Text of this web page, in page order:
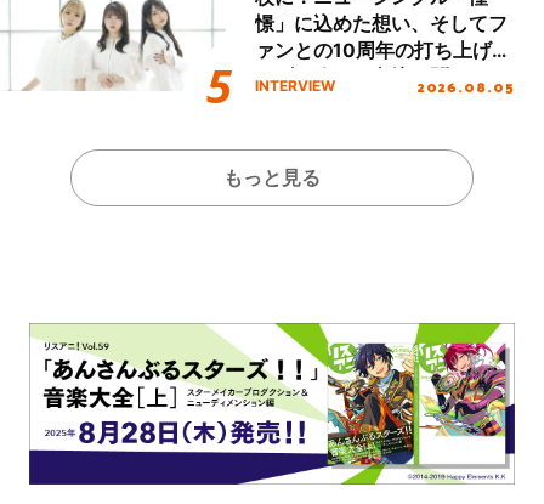
憬」に込めた想い、そしてフ
ァンとの10周年の打ち上げラ
イブを終えた心境を聞いた。
INTERVIEW 2026.08.05
もっと見る